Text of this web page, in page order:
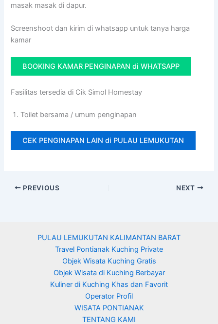
masak masak di dapur.
Screenshoot dan kirim di whatsapp untuk tanya harga
kamar
BOOKING KAMAR PENGINAPAN di WHATSAPP
Fasilitas tersedia di Cik Simol Homestay
Toilet bersama / umum penginapan
CEK PENGINAPAN LAIN di PULAU LEMUKUTAN
PREVIOUS NEXT
PULAU LEMUKUTAN KALIMANTAN BARAT
Travel Pontianak Kuching Private
Objek Wisata Kuching Gratis
Objek Wisata di Kuching Berbayar
Kuliner di Kuching Khas dan Favorit
Operator Profil
WISATA PONTIANAK
TENTANG KAMI